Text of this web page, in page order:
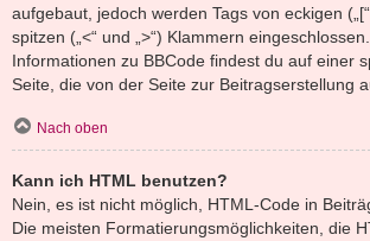
aufgebaut, jedoch werden Tags von eckigen
spitzen („<“ und „>“) Klammern
Informationen zu BBCode findest du auf einer
Seite, die von der Seite zur Beitragserstellung
Nach oben
Kann ich HTML benutzen?
Nein, es ist nicht möglich, HTML-Code in
Die meisten Formatierungsmöglichkeiten, die